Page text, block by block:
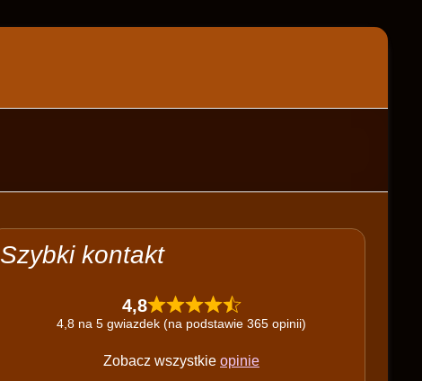
Szybki kontakt
4,8
4,8 na 5 gwiazdek (na podstawie 365 opinii)
Zobacz wszystkie opinie